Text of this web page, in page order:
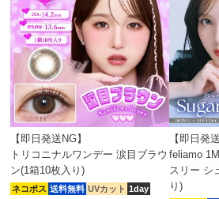
【即日発送NG】
トリコニナルワンデー 涙目ブラウ
ン(1箱10枚入り)
ネコポス 送料無料 UVカット 1day
【即日発
feliamo
スリー シ
り)